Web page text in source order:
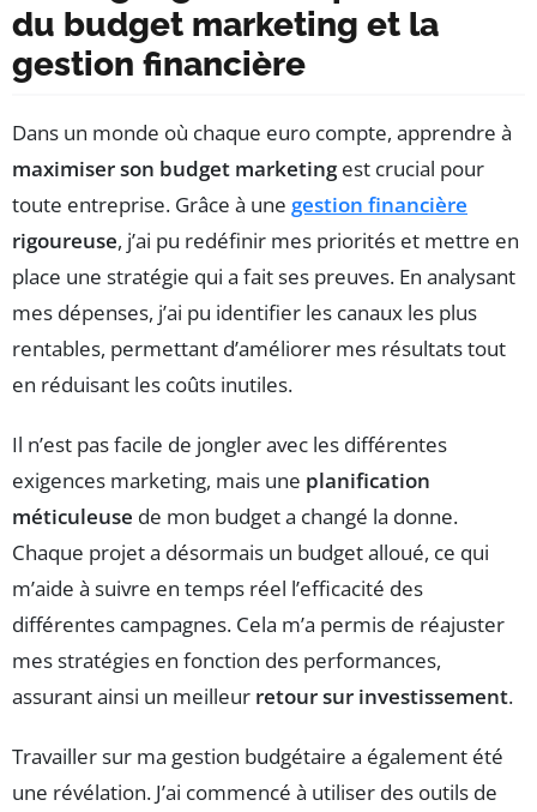
du budget marketing et la
gestion financière
Dans un monde où chaque euro compte, apprendre à
maximiser son budget marketingest crucial pour
toute entreprise. Grâce à une gestion financière
rigoureuse, j’ai pu redéfinir mes priorités et mettre en
place une stratégie qui a fait ses preuves. En analysant
mes dépenses, j’ai pu identifier les canaux les plus
rentables, permettant d’améliorer mes résultats tout
en réduisant les coûts inutiles.
Il n’est pas facile de jongler avec les différentes
exigences marketing, mais une planification
méticuleuse de mon budget a changé la donne.
Chaque projet a désormais un budget alloué, ce qui
m’aide à suivre en temps réel l’efficacité des
différentes campagnes. Cela m’a permis de réajuster
mes stratégies en fonction des performances,
assurant ainsi un meilleur retour sur investissement.
Travailler sur ma gestion budgétaire a également été
une révélation. J’ai commencé à utiliser des outils de